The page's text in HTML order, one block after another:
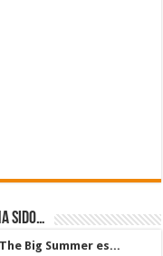
sido…
Big Summer es...